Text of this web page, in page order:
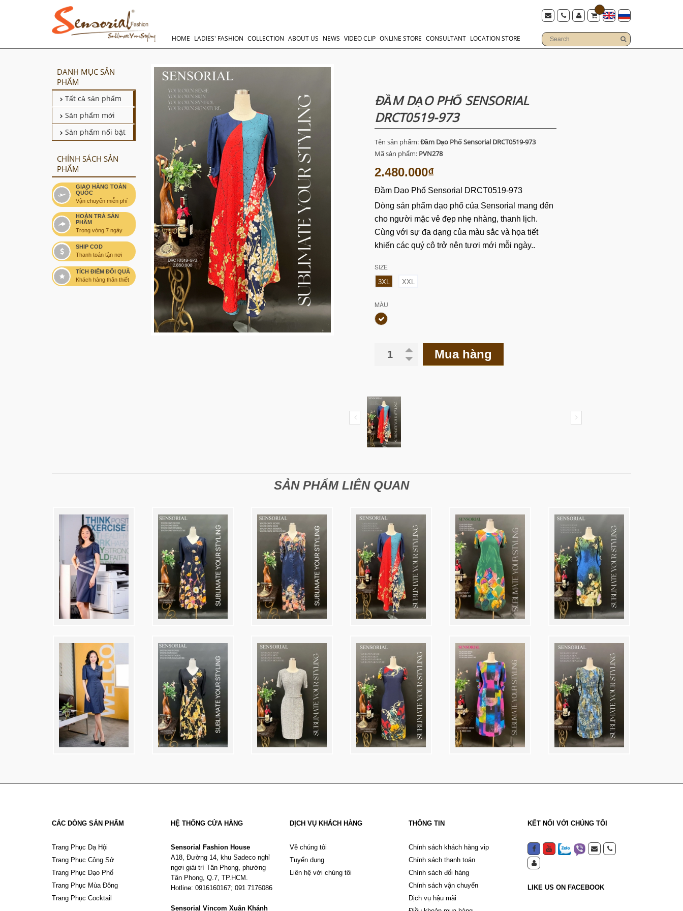
HOME LADIES' FASHION COLLECTION ABOUT US NEWS VIDEO CLIP ONLINE STORE CONSULTANT LOCATION STORE
DANH MỤC SẢN
PHẨM
Tất cả sản phẩm
Sản phẩm mới
Sản phẩm nổi bật
CHÍNH SÁCH SẢN
PHẨM
GIAO HÀNG TOÀN
QUỐC
Vận chuyển miễn phí
HOÀN TRẢ SẢN
PHẨM
Trong vòng 7 ngày
SHIP COD
Thanh toán tận nơi
TÍCH ĐIỂM ĐỔI QUÀ
Khách hàng thân thiết
ĐẦM DẠO PHỐ SENSORIAL
DRCT0519-973
Tên sản phẩm:Đầm Dạo Phố Sensorial DRCT0519-973
Mã sản phẩm: PVN278
2.480.000₫
Đầm Dạo Phố Sensorial DRCT0519-973
Dòng sản phẩm dạo phố của Sensorial mang đến
cho người mặc vẻ đẹp nhẹ nhàng, thanh lịch.
Cùng với sự đa dạng của màu sắc và họa tiết
khiến các quý cô trở nên tươi mới mỗi ngày..
SIZE
3XL XXL
MÀU
Mua hàng
SẢN PHẨM LIÊN QUAN
CÁC DÒNG SẢN PHẨM
Trang Phục Dạ Hội
Trang Phục Công Sở
Trang Phục Dạo Phố
Trang Phục Mùa Đông
Trang Phục Cocktail
HỆ THỐNG CỬA HÀNG
Sensorial Fashion House
A18, Đường 14, khu Sadeco nghỉ
ngơi giải trí Tân Phong, phường
Tân Phong, Q.7, TP.HCM.
Hotline: 0916160167; 091 7176086
Sensorial Vincom Xuân Khánh
DỊCH VỤ KHÁCH HÀNG
Về chúng tôi
Tuyển dụng
Liên hệ với chúng tôi
THÔNG TIN
Chính sách khách hàng vip
Chính sách thanh toán
Chính sách đổi hàng
Chính sách vận chuyển
Dịch vụ hậu mãi
KẾT NỐI VỚI CHÚNG TÔI
LIKE US ON FACEBOOK